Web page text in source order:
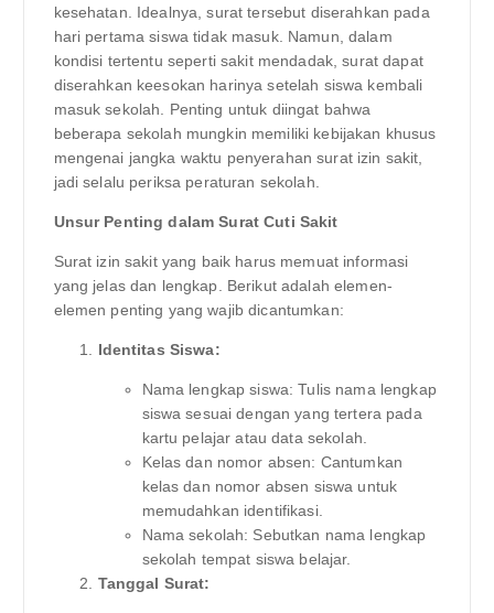
kesehatan. Idealnya, surat tersebut diserahkan pada
hari pertama siswa tidak masuk. Namun, dalam
kondisi tertentu seperti sakit mendadak, surat dapat
diserahkan keesokan harinya setelah siswa kembali
masuk sekolah. Penting untuk diingat bahwa
beberapa sekolah mungkin memiliki kebijakan khusus
mengenai jangka waktu penyerahan surat izin sakit,
jadi selalu periksa peraturan sekolah.
Unsur Penting dalam Surat Cuti Sakit
Surat izin sakit yang baik harus memuat informasi
yang jelas dan lengkap. Berikut adalah elemen-
elemen penting yang wajib dicantumkan:
Identitas Siswa:
Nama lengkap siswa: Tulis nama lengkap
siswa sesuai dengan yang tertera pada
kartu pelajar atau data sekolah.
Kelas dan nomor absen: Cantumkan
kelas dan nomor absen siswa untuk
memudahkan identifikasi.
Nama sekolah: Sebutkan nama lengkap
sekolah tempat siswa belajar.
Tanggal Surat: